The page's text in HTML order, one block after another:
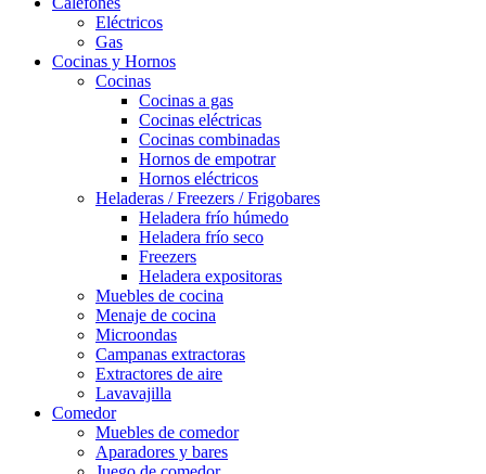
Eléctricos
Gas
Cocinas y Hornos
Cocinas
Cocinas a gas
Cocinas eléctricas
Cocinas combinadas
Hornos de empotrar
Hornos eléctricos
Heladeras / Freezers / Frigobares
Heladera frío húmedo
Heladera frío seco
Freezers
Heladera expositoras
Muebles de cocina
Menaje de cocina
Microondas
Campanas extractoras
Extractores de aire
Lavavajilla
Comedor
Muebles de comedor
Aparadores y bares